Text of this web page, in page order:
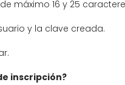
máximo 16 y 25
y la clave creada.
inscripción?